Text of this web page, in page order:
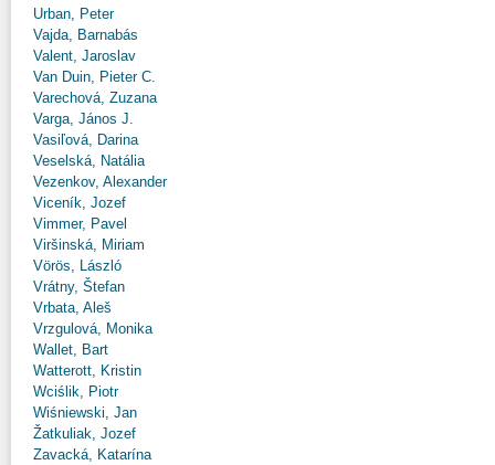
Urban, Peter
Vajda, Barnabás
Valent, Jaroslav
Van Duin, Pieter C.
Varechová, Zuzana
Varga, János J.
Vasiľová, Darina
Veselská, Natália
Vezenkov, Alexander
Viceník, Jozef
Vimmer, Pavel
Viršinská, Miriam
Vörös, László
Vrátny, Štefan
Vrbata, Aleš
Vrzgulová, Monika
Wallet, Bart
Watterott, Kristin
Wciślik, Piotr
Wiśniewski, Jan
Žatkuliak, Jozef
Zavacká, Katarína